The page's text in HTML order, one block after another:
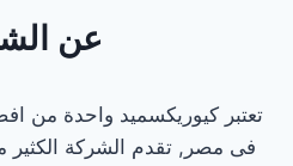
عن
تعتبر كيوريكسميد واحدة من
فى مصر, تقدم الشركة الكثير